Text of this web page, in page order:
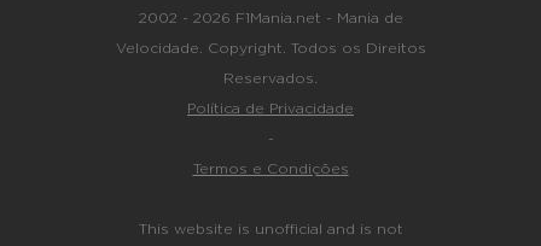
2002 - 2026 F1Mania.net - Mania de
Velocidade. Copyright. Todos os Direitos
Reservados.
Política de Privacidade
-
Termos e Condições
This website is unofficial and is not